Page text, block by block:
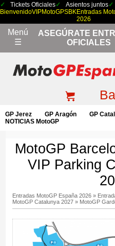
Tickets Oficiales Asientos juntos
BienvenidoVIPMotoGPSBKEntradas
2026
Menú
☰
ASEGÚRATE
OFICIALES
GP Jerez GP Aragón GP
NOTICIAS MotoGP
MotoGP
VIP Parking
Entradas MotoGP España 2026»
MotoGP Catalunya 2027» MotoGP